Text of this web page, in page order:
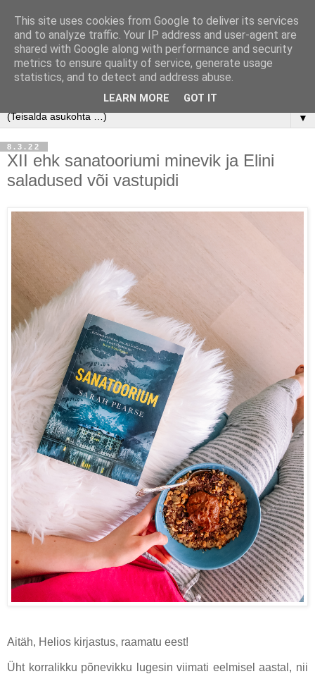
▼
8.3.22
XII ehk sanatooriumi minevik ja Elini
saladused või vastupidi
Aitäh, Helios kirjastus, raamatu eest!
Üht korralikku põnevikku lugesin viimati eelmisel aastal, nii
This site uses cookies from Google to deliver its services
and to analyze traffic. Your IP address and user-agent are
shared with Google along with performance and security
metrics to ensure quality of service, generate usage
statistics, and to detect and address abuse.
LEARN MORE GOT IT